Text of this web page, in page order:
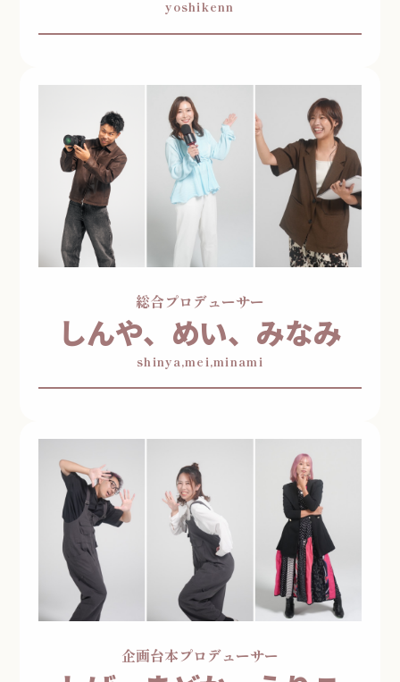
yoshikenn
総合プロデューサー
しんや、めい、みなみ
shinya,mei,minami
企画台本プロデューサー